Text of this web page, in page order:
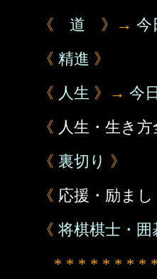
《 道 》→ 今
《 精進 》
《 人生 》→ 今日
《 人生・生き方
《 裏切り 》
《 応援・励まし
《 将棋棋士・囲
* * * * * * * *